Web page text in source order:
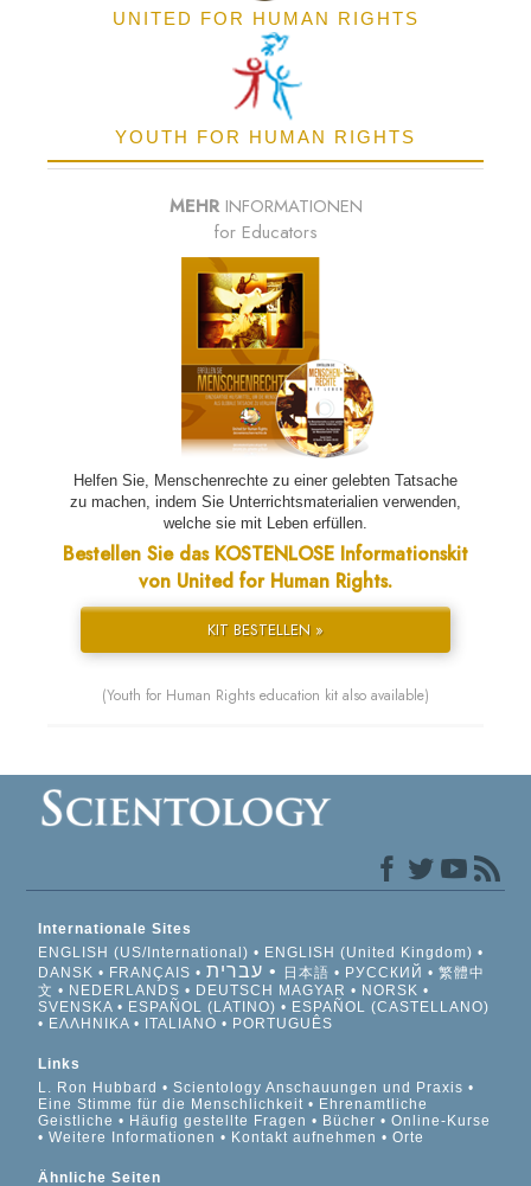
UNITED FOR HUMAN RIGHTS
YOUTH FOR HUMAN RIGHTS
MEHR INFORMATIONEN
for Educators
Helfen Sie, Menschenrechte zu einer gelebten Tatsache
zu machen, indem Sie Unterrichtsmaterialien verwenden,
welche sie mit Leben erfüllen.
Bestellen Sie das KOSTENLOSE Informationskit
von United for Human Rights.
KIT BESTELLEN »
(Youth for Human Rights education kit also available)
Internationale Sites
ENGLISH (US/International)
ENGLISH (United Kingdom)
DANSK
FRANÇAIS עברית 日本語 РУССКИЙ
繁體中
文
NEDERLANDS DEUTSCH MAGYAR
NORSK
SVENSKA
ESPAÑOL (LATINO)
ESPAÑOL (CASTELLANO)
ΕΛΛΗΝΙΚA
ITALIANO PORTUGUÊS
Links
L. Ron Hubbard
Scientology Anschauungen und Praxis
Eine Stimme für die Menschlichkeit
Ehrenamtliche
Geistliche
Häufig gestellte Fragen Bücher
Online-Kurse
Weitere Informationen
Kontakt aufnehmen Orte
Ähnliche Seiten